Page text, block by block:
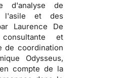
d'analyse de
l'asile et des
Laurence De
et
de coordination
Odysseus,
compte de la